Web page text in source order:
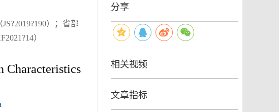
）；省部
）
Characteristics
分享
相关视频
文章指标